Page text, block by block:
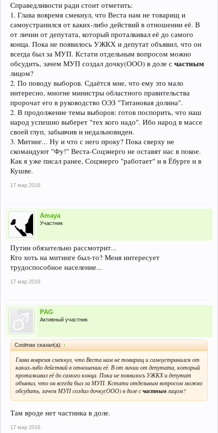
Справедливости ради стоит отметить:
1. Глава вовремя смекнул, что Веста нам не товарищ и
самоустранился от каких-либо действий в отношении её. В
от личии от депутата, который проталкивал её до самого
конца. Пока не появилось УЖКХ и депутат объявил, что он
всегда был за МУП. Кстати отдельным вопросом можно
обсудить, зачем МУП создал дочку(ООО) в доле с частным
лицом?
2. По поводу выборов. Сдаётся мне, что ему это мало
интересно, многие министры областного правительства
пророчат его в руководство ОЭЗ "Титановая долина".
2. В продолжение темы выборов: готов поспорить, что наш
народ успешно выберет "тех кого надо". Ибо народ в массе
своей глуп, забывчив и недальновиден.
3. Митинг... Ну и что с него проку? Пока сверху не
скомандуют "Фу!" Веста-Соцэнерго не оставят нас в покое.
Как я уже писал ранее, Соцэнерго "работает" и в Ёбурге и в
Кушве.
17 мар 2016
Amaya
Участник
Путин обязательно рассмотрит...
Кто хоть на митинге был-то? Меня интересует
трудоспособное население...
17 мар 2016
PAG
Активный участник
Coolmax сказал(а): ↑
Глава вовремя смекнул, что Веста нам не товарищ и самоустранился от
каких-либо действий в отношении её. В от личии от депутата, который
проталкивал её до самого конца. Пока не появилось УЖКХ и депутат
объявил, что он всегда был за МУП. Кстати отдельным вопросом можно
обсудить, зачем МУП создал дочку(ООО) в доле счастнымлицом?
Там вроде нет частника в доле.
17 мар 2016